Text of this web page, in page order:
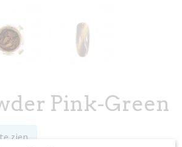
Pink-Green
zien